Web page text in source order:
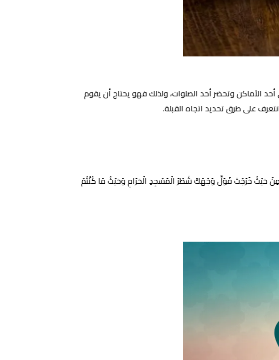
الأماكن وتحضر أحد الصلوات، ولذلك فهو يحتاج أن يقوم
على طرق تحديد اتجاه القبلة.
وَمِنْ حَيْثُ خَرَجْتَ فَوَلِّ وَجْهَكَ شَطْرَ الْمَسْجِدِ الْحَرَامِ وَحَيْثُ مَا كُنْتُمْ